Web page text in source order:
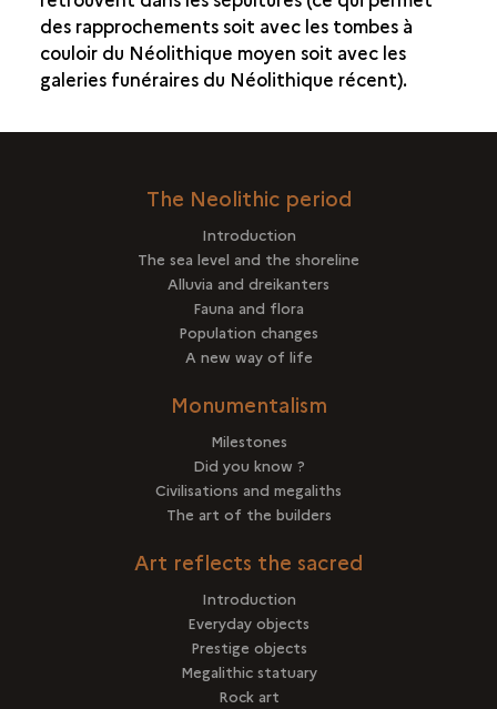
des rapprochements soit avec les tombes à
couloir du Néolithique moyen soit avec les
galeries funéraires du Néolithique récent).
The Neolithic period
Introduction
The sea level and the shoreline
Alluvia and dreikanters
Fauna and flora
Population changes
A new way of life
Monumentalism
Milestones
Did you know ?
Civilisations and megaliths
The art of the builders
Art reflects the sacred
Introduction
Everyday objects
Prestige objects
Megalithic statuary
Rock art